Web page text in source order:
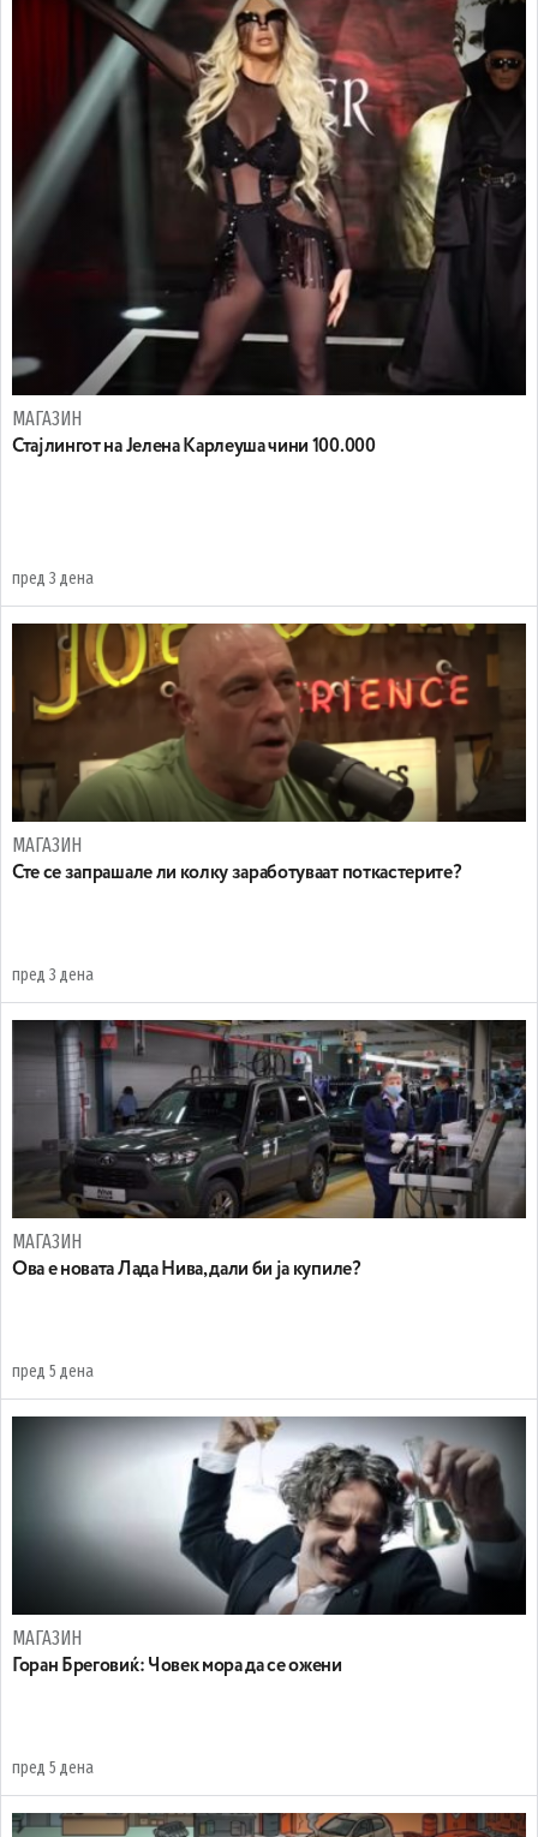
МАГАЗИН
Стајлингот на Јелена Карлеуша чини 100.000
пред 3 дена
МАГАЗИН
Сте се запрашале ли колку заработуваат поткастерите?
пред 3 дена
МАГАЗИН
Ова е новата Лада Нива, дали би ја купиле?
пред 5 дена
МАГАЗИН
Горан Бреговиќ: Човек мора да се ожени
пред 5 дена